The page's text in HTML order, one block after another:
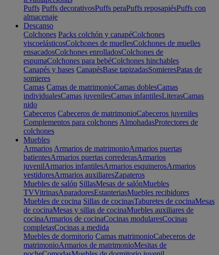
Puffs Puffs decorativosPuffs peraPuffs reposapiésPuffs con
almacenaje
Descanso
Colchones Packs colchón y canapéColchones
viscoelásticosColchones de muellesColchones de muelles
ensacadosColchones enrolladosColchones de
espumaColchones para bebéColchones hinchables
Canapés y bases CanapésBase tapizadasSomieresPatas de
somieres
Camas Camas de matrimonioCamas doblesCamas
individualesCamas juvenilesCamas infantilesLiterasCamas
nido
Cabeceros Cabeceros de matrimonioCabeceros juveniles
Complementos para colchones AlmohadasProtectores de
colchones
Muebles
Armarios Armarios de matrimonioArmarios puertas
batientesArmarios puertas correderasArmarios
juvenilArmarios infantilesArmarios esquinerosArmarios
vestidoresArmarios auxiliaresZapateros
Muebles de salón SillasMesas de salónMuebles
TVVitrinasAparadoresEstanteriasMuebles recibidores
Muebles de cocina Sillas de cocinasTaburetes de cocinaMesas
de cocinaMesas y sillas de cocinaMuebles auxiliares de
cocinaArmarios de cocinaCocinas modularesCocinas
completasCocinas a medida
Muebles de dormitorio Camas matrimonioCabeceros de
matrimonioArmarios de matrimonioMesitas de